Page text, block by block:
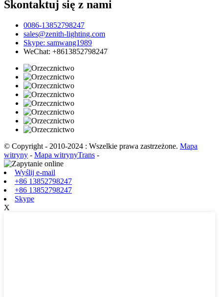
Skontaktuj się z nami
0086-13852798247
sales@zenith-lighting.com
Skype: samwang1989
WeChat: +8613852798247
© Copyright - 2010-2024 : Wszelkie prawa zastrzeżone. Mapa
witryny - Mapa witrynyTrans -
Wyślij e-mail
+86 13852798247
+86 13852798247
Skype
X